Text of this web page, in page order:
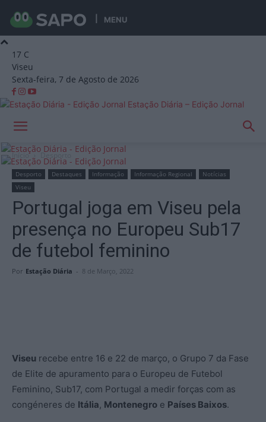
MENU
17 C
Viseu
Sexta-feira, 7 de Agosto de 2026
Estação Diária – Edição Jornal
Início Desporto
Desporto Destaques Informação Informação Regional
Notícias
Viseu
Portugal joga em Viseu pela
presença no Europeu Sub17
de futebol feminino
Por Estação Diária - 8 de Março, 2022
Viseu recebe entre 16 e 22 de março, o Grupo 7 da Fase
de Elite de apuramento para o Europeu de Futebol
Feminino, Sub17, com Portugal a medir forças com as
congéneres de Itália, Montenegro e Países Baixos.